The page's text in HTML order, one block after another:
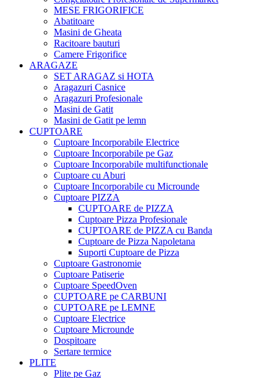
MESE FRIGORIFICE
Abatitoare
Masini de Gheata
Racitoare bauturi
Camere Frigorifice
ARAGAZE
SET ARAGAZ si HOTA
Aragazuri Casnice
Aragazuri Profesionale
Masini de Gatit
Masini de Gatit pe lemn
CUPTOARE
Cuptoare Incorporabile Electrice
Cuptoare Incorporabile pe Gaz
Cuptoare Incorporabile multifunctionale
Cuptoare cu Aburi
Cuptoare Incorporabile cu Microunde
Cuptoare PIZZA
CUPTOARE de PIZZA
Cuptoare Pizza Profesionale
CUPTOARE de PIZZA cu Banda
Cuptoare de Pizza Napoletana
Suporti Cuptoare de Pizza
Cuptoare Gastronomie
Cuptoare Patiserie
Cuptoare SpeedOven
CUPTOARE pe CARBUNI
CUPTOARE pe LEMNE
Cuptoare Electrice
Cuptoare Microunde
Dospitoare
Sertare termice
PLITE
Plite pe Gaz